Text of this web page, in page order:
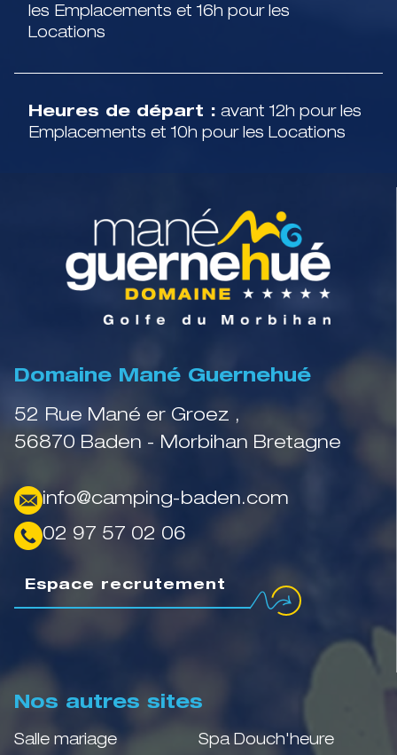
les Emplacements et 16h pour les
Locations
Heures de départ : avant 12h pour les
Emplacements et 10h pour les Locations
Domaine Mané Guernehué
52 Rue Mané er Groez ,
56870 Baden - Morbihan Bretagne
info@camping-baden.com
02 97 57 02 06
Espace recrutement
Nos autres sites
Salle mariage
Spa Douch'heure